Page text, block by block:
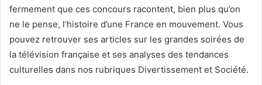
fermement que ces concours racontent, bien plus qu’on
ne le pense, l’histoire d’une France en mouvement. Vous
pouvez retrouver ses articles sur les grandes soirées de
la télévision française et ses analyses des tendances
culturelles dans nos rubriques Divertissement et Société.